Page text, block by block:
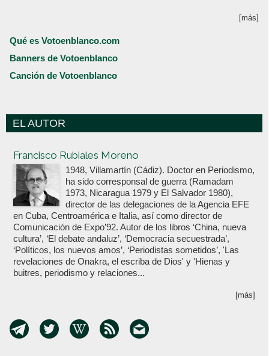
[más]
Qué es Votoenblanco.com
Banners de Votoenblanco
Canción de Votoenblanco
EL AUTOR
Francisco Rubiales Moreno
1948, Villamartín (Cádiz). Doctor en Periodismo,
ha sido corresponsal de guerra (Ramadam
1973, Nicaragua 1979 y El Salvador 1980),
director de las delegaciones de la Agencia EFE
en Cuba, Centroamérica e Italia, así como director de
Comunicación de Expo’92. Autor de los libros ‘China, nueva
cultura’, ‘El debate andaluz’, ‘Democracia secuestrada’,
‘Políticos, los nuevos amos’, ‘Periodistas sometidos’, 'Las
revelaciones de Onakra, el escriba de Dios' y 'Hienas y
buitres, periodismo y relaciones...
[más]